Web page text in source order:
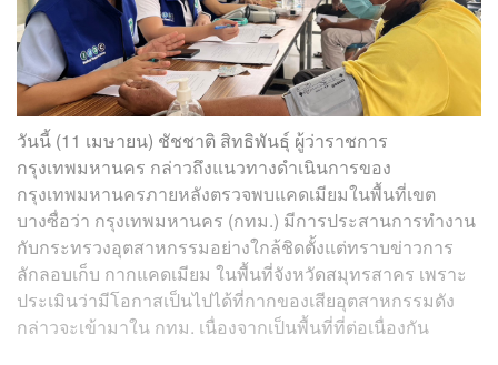
วันนี้ (11 เมษายน) ชัชชาติ สิทธิพันธุ์ ผู้ว่าราชการ
กรุงเทพมหานคร กล่าวถึงแนวทางดำเนินการของ
กรุงเทพมหานครภายหลังตรวจพบแคดเมียมในพื้นที่เขต
บางซื่อว่า กรุงเทพมหานคร (กทม.) มีการประสานการทำงาน
กับกระทรวงอุตสาหกรรมอย่างใกล้ชิดตั้งแต่ทราบข่าวการ
ลักลอบเก็บ กากแคดเมียม ในพื้นที่จังหวัดสมุทรสาคร เพราะ
ประเมินว่ามีโอกาสเป็นไปได้ที่กากของเสียอุตสาหกรรมดัง
กล่าวจะเข้ามาใน กทม. เนื่องจากเป็นพื้นที่ที่ต่อเนื่องกัน